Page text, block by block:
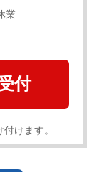
業
付
けます。